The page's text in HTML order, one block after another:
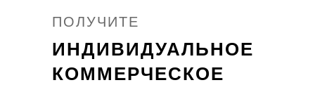
ИНДИВИДУАЛЬНОЕ
КОММЕРЧЕСКОЕ
ПОЛУЧИТЕ